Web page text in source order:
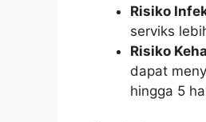
Risiko
serviks
Risiko
dapat
hingga 5